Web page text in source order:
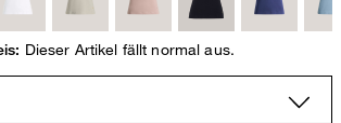
Dieser Artikel fällt normal aus.